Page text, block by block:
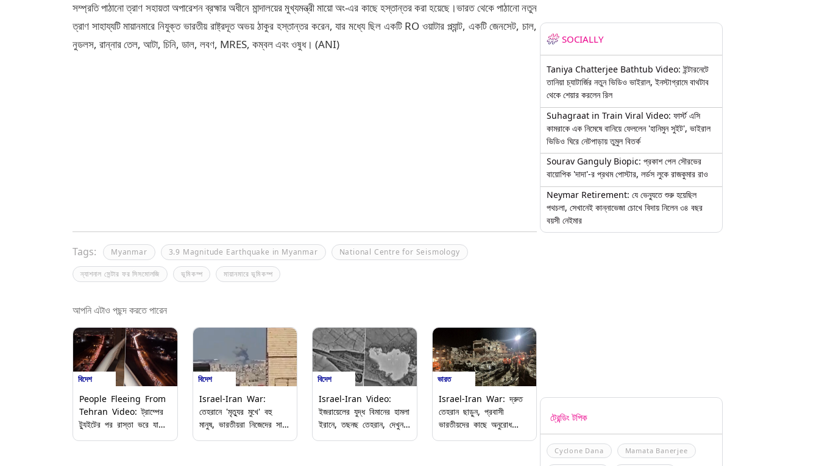
সম্প্রতি পাঠানো ত্রাণ সহায়তা অপারেশন ব্রহ্মার অধীনে মান্দালয়ের মুখ্যমন্ত্রী মায়ো অং-এর কাছে হস্তান্তর করা হয়েছে।ভারত থেকে পাঠানো নতুন
ত্রাণ সাহায্যটি মায়ানমারে নিযুক্ত ভারতীয় রাষ্ট্রদূত অভয় ঠাকুর হস্তান্তর করেন, যার মধ্যে ছিল একটি RO ওয়াটার প্ল্যান্ট, একটি জেনসেট, চাল,
নুডলস, রান্নার তেল, আটা, চিনি, ডাল, লবণ, MRES, কম্বল এবং ওষুধ। (ANI)
Tags: Myanmar 3.9 Magnitude Earthquake in Myanmar National Centre for Seismology
ন্যাশনাল সেন্টার ফর সিসমোলজি ভূমিকম্প মায়ানমারে ভূমিকম্প
আপনি এটাও পছন্দ করতে পারেন
বিদেশ
People Fleeing From
Tehran Video: ট্রাম্পের
ট্যুইটের পর রাস্তা ভরে যাচ্ছে
বিদেশ
Israel-Iran War:
তেহরানে 'মৃত্যুর মুখে' বহু
মানুষ, ভারতীয়রা নিজেদের সাধ্য
বিদেশ
Israel-Iran Video:
ইজরায়েলের যুদ্ধ বিমানের হামলা
ইরানে, তছনছ তেহরান, দেখুন
ভারত
Israel-Iran War: দ্রুত
তেহরান ছাড়ুন, প্রবাসী
ভারতীয়দের কাছে অনুরোধ
SOCIALLY
Taniya Chatterjee Bathtub Video: ইন্টারনেটে
তানিয়া চ্যাটার্জির নতুন ভিডিও ভাইরাল, ইনস্টাগ্রামে বাথটাব
থেকে শেয়ার করলেন রিল
Suhagraat in Train Viral Video: ফার্স্ট এসি
কামরাকে এক নিমেষে বানিয়ে ফেললেন 'হানিমুন সুইট', ভাইরাল
ভিডিও ঘিরে নেটপাড়ায় তুমুল বিতর্ক
Sourav Ganguly Biopic: প্রকাশ পেল সৌরভের
বায়োপিক 'দাদা'-র প্রথম পোস্টার, লর্ডস লুকে রাজকুমার রাও
Neymar Retirement: যে ভেন্যুতে শুরু হয়েছিল
পথচলা, সেখানেই কান্নাভেজা চোখে বিদায় নিলেন ৩৪ বছর
বয়সী নেইমার
ট্রেন্ডিং টপিক
Cyclone Dana Mamata Banerjee